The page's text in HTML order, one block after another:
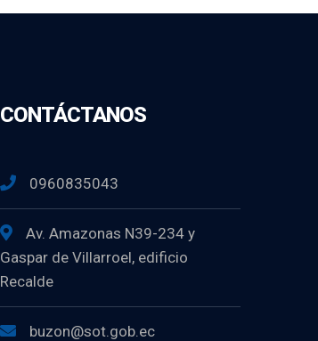
CONTÁCTANOS
0960835043
Av. Amazonas N39-234 y
Gaspar de Villarroel, edificio
Recalde
buzon@sot.gob.ec